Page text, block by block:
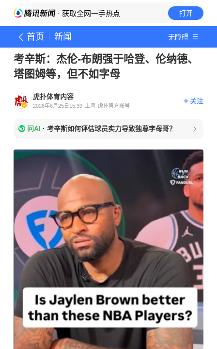
· 获取全网一手热点 打开
首页 新闻 无障碍
考辛斯：杰伦-布朗强于哈登、伦纳德、
塔图姆等，但不如字母
虎扑体育内容
2026年6月25日15:39 上海 虎扑官方账号
关注
问AI · 考辛斯如何评估球员实力导致独尊字母哥？